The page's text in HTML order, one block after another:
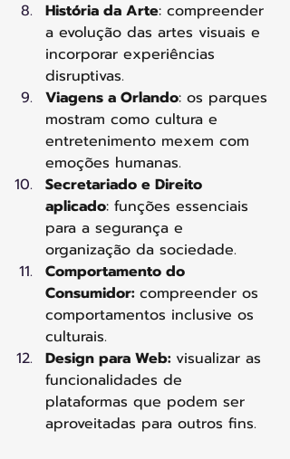
História da Arte: compreender
a evolução das artes visuais e
incorporar experiências
disruptivas.
Viagens a Orlando: os parques
mostram como cultura e
entretenimento mexem com
emoções humanas.
Secretariado e Direito
aplicado: funções essenciais
para a segurança e
organização da sociedade.
Comportamento do
Consumidor: compreender os
comportamentos inclusive os
culturais.
Design para Web: visualizar as
funcionalidades de
plataformas que podem ser
aproveitadas para outros fins.